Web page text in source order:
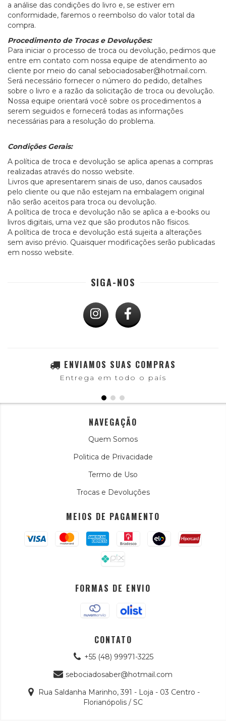
a análise das condições do livro e, se estiver em
conformidade, faremos o reembolso do valor total da
compra.
Procedimento de Trocas e Devoluções:
Para iniciar o processo de troca ou devolução, pedimos que
entre em contato com nossa equipe de atendimento ao
cliente por meio do canal sebociadosaber@hotmail.com.
Será necessário fornecer o número do pedido, detalhes
sobre o livro e a razão da solicitação de troca ou devolução.
Nossa equipe orientará você sobre os procedimentos a
serem seguidos e fornecerá todas as informações
necessárias para a resolução do problema.
Condições Gerais:
A política de troca e devolução se aplica apenas a compras
realizadas através do nosso website.
Livros que apresentarem sinais de uso, danos causados
pelo cliente ou que não estejam na embalagem original
não serão aceitos para troca ou devolução.
A política de troca e devolução não se aplica a e-books ou
livros digitais, uma vez que são produtos não físicos.
A política de troca e devolução está sujeita a alterações
sem aviso prévio. Quaisquer modificações serão publicadas
em nosso website.
SIGA-NOS
ENVIAMOS SUAS COMPRAS
Entrega em todo o país
NAVEGAÇÃO
Quem Somos
Politica de Privacidade
Termo de Uso
Trocas e Devoluções
MEIOS DE PAGAMENTO
FORMAS DE ENVIO
CONTATO
+55 (48) 99971-3225
sebociadosaber@hotmail.com
Rua Saldanha Marinho, 391 - Loja - 03 Centro -
Florianópolis / SC